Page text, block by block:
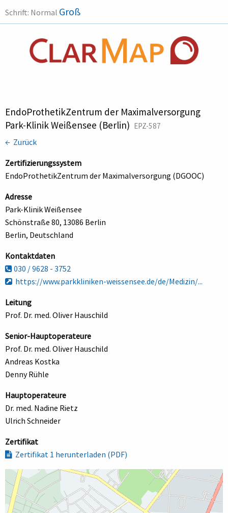
Schrift: Normal Groß
EndoProthetikZentrum der Maximalversorgung
Park-Klinik Weißensee (Berlin) EPZ-587
← Zurück
Zertifizierungssystem
EndoProthetikZentrum der Maximalversorgung (DGOOC)
Adresse
Park-Klinik Weißensee
Schönstraße 80, 13086 Berlin
Berlin, Deutschland
Kontaktdaten
030 / 9628 - 3752
https://www.parkkliniken-weissensee.de/de/Medizin/...
Leitung
Prof. Dr. med. Oliver Hauschild
Senior-Hauptoperateure
Prof. Dr. med. Oliver Hauschild
Andreas Kostka
Denny Rühle
Hauptoperateure
Dr. med. Nadine Rietz
Ulrich Schneider
Zertifikat
Zertifikat 1 herunterladen (PDF)